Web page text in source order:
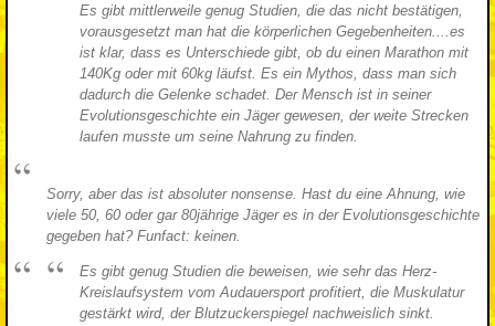
Es gibt mittlerweile genug Studien, die das nicht bestätigen,
vorausgesetzt man hat die körperlichen Gegebenheiten....es
ist klar, dass es Unterschiede gibt, ob du einen Marathon mit
140Kg oder mit 60kg läufst. Es ein Mythos, dass man sich
dadurch die Gelenke schadet. Der Mensch ist in seiner
Evolutionsgeschichte ein Jäger gewesen, der weite Strecken
laufen musste um seine Nahrung zu finden.
Sorry, aber das ist absoluter nonsense. Hast du eine Ahnung, wie
viele 50, 60 oder gar 80jährige Jäger es in der Evolutionsgeschichte
gegeben hat? Funfact: keinen.
Es gibt genug Studien die beweisen, wie sehr das Herz-
Kreislaufsystem vom Audauersport profitiert, die Muskulatur
gestärkt wird, der Blutzuckerspiegel nachweislich sinkt.